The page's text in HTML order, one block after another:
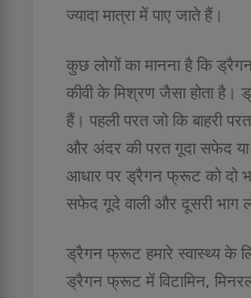
ज्यादा मात्रा में पाए जाते हैं।
कुछ लोगों का मानना है कि
कीवी के मिश्रण जैसा होता है।
हैं। पहली परत जो कि बाहरी
और अंदर की परत गूदा सफेद या
आधार पर ड्रैगन फ्रूट को दो
सफेद गूदे वाली और दूसरी भाग
ड्रैगन फ्रूट हमारे स्वास्थ्य के
ड्रैगन फ्रूट में विटामिन,